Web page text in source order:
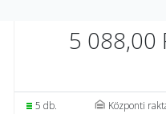
5 088,00
5 db. Központi